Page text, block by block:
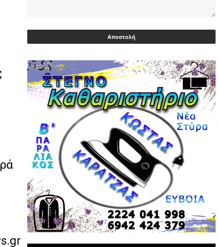
ΠΑΣΟΚ διεκδικεί ρόλο εναλλακτικής
πρότασης εξουσίας
Ακρίβεια: Με λίστα και περιορισμένες
επιλογές οι αγορές των νοικοκυριών
03/05/2026 | 07:59
Υεμένη: Σομαλοί πειρατές στο
πετρελαιοφόρο Eureka
03/05/2026 | 06:40
Αντιδρά μετά από 17 ημέρες νοσηλείας
ο Γιώργος Μυλωνάκης, τον
επισκέφτηκε ο πρωθυπουργός
02/05/2026 | 20:54
Μεντιλίμπαρ: Ξεχωριστό το κλίμα σε
κάθε παιχνίδι ΠΑΟΚ και Ολυμπιακού
02/05/2026 | 20:28